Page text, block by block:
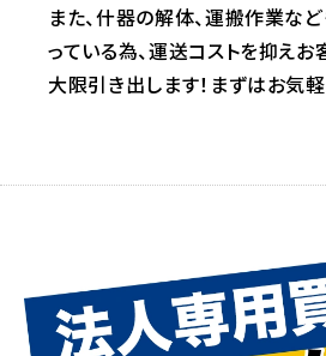
また、什器の解体、運搬作業な
っている為、運送コストを抑え
大限引き出します！まずはお気